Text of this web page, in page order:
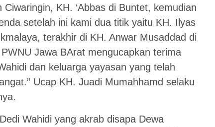
KH. ‘Abbas di Buntet, kemudian
setelah ini kami dua titik yaitu KH. Ilyas
terakhir di KH. Anwar Musaddad di
Jawa BArat mengucapkan terima
dan keluarga yayasan yang telah
Ucap KH. Juadi Mumahhamd selaku
Wahidi yang akrab disapa Dewa